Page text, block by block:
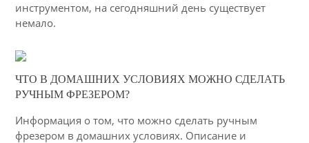
инструментом, на сегодняшний день существует
немало.
54
4133
ЧТО В ДОМАШНИХ УСЛОВИЯХ МОЖНО СДЕЛАТЬ
РУЧНЫМ ФРЕЗЕРОМ?
Информация о том, что можно сделать ручным
фрезером в домашних условиях. Описание и